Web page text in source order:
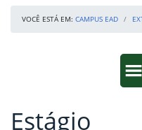
VOCÊ ESTÁ EM: CAMPUS EAD
Fim da navegação
Início do conteúdo
Estágio